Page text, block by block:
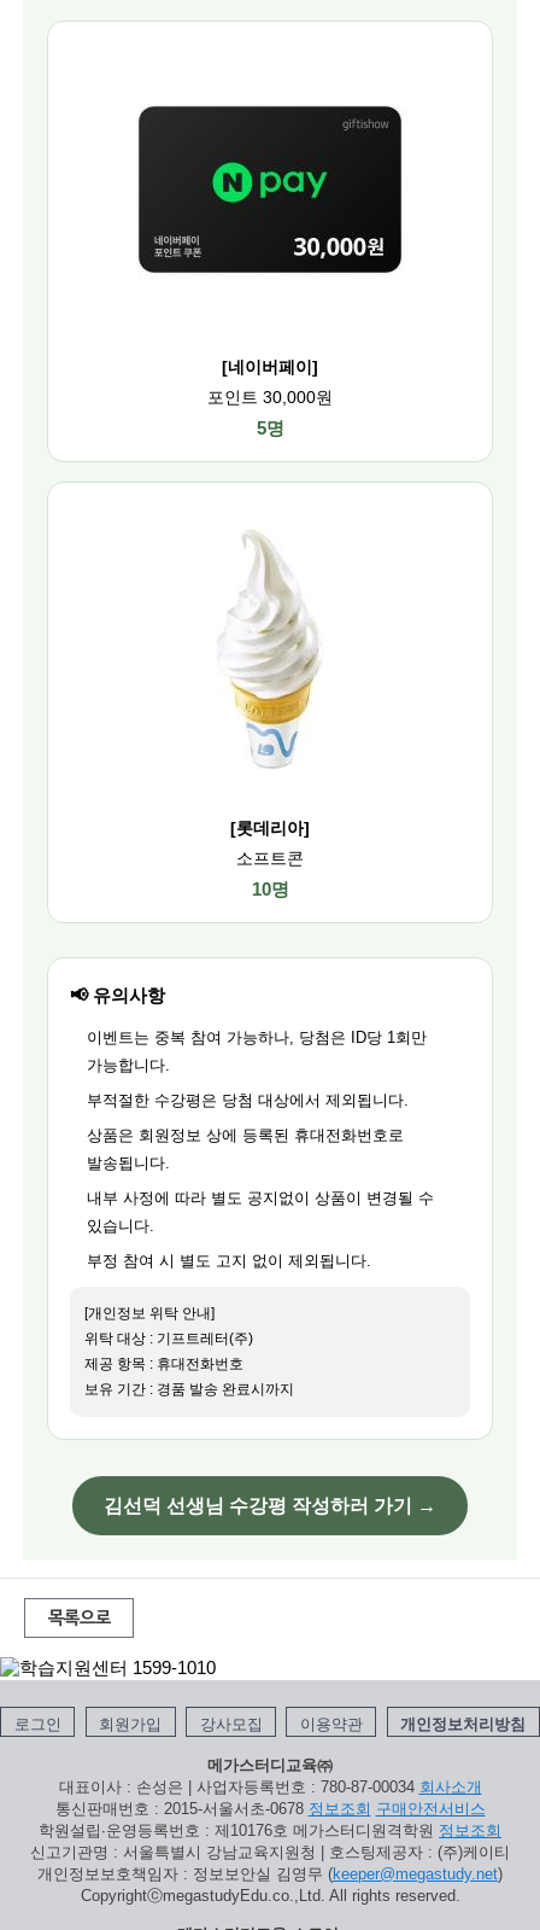
[네이버페이]
포인트 30,000원
5명
[롯데리아]
소프트콘
10명
📢 유의사항
이벤트는 중복 참여 가능하나, 당첨은 ID당 1회만
가능합니다.
부적절한 수강평은 당첨 대상에서 제외됩니다.
상품은 회원정보 상에 등록된 휴대전화번호로
발송됩니다.
내부 사정에 따라 별도 공지없이 상품이 변경될 수
있습니다.
부정 참여 시 별도 고지 없이 제외됩니다.
[개인정보 위탁 안내]
위탁 대상 : 기프트레터(주)
제공 항목 : 휴대전화번호
보유 기간 : 경품 발송 완료시까지
김선덕 선생님 수강평 작성하러 가기 →
목록으로
로그인 회원가입 강사모집 이용약관 개인정보처리방침
메가스터디교육㈜
대표이사 : 손성은 | 사업자등록번호 : 780-87-00034 회사소개
통신판매번호 : 2015-서울서초-0678 정보조회 구매안전서비스
학원설립∙운영등록번호 : 제10176호 메가스터디원격학원 정보조회
신고기관명 : 서울특별시 강남교육지원청 | 호스팅제공자 : (주)케이티
개인정보보호책임자 : 정보보안실 김영무 (keeper@megastudy.net)
CopyrightⓒmegastudyEdu.co.,Ltd. All rights reserved.